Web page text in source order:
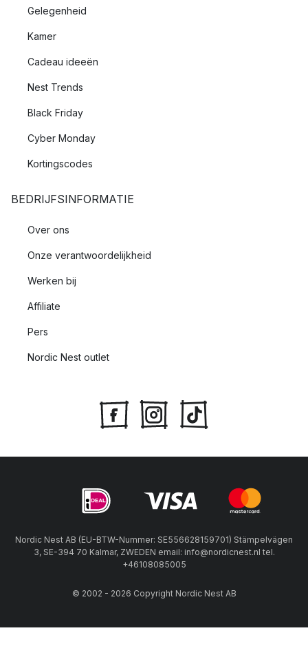
Gelegenheid
Kamer
Cadeau ideeën
Nest Trends
Black Friday
Cyber Monday
Kortingscodes
BEDRIJFSINFORMATIE
Over ons
Onze verantwoordelijkheid
Werken bij
Affiliate
Pers
Nordic Nest outlet
Nordic Nest AB (EU-BTW-Nummer: SE556628159701) Stämpelvägen
3, SE-394 70 Kalmar, ZWEDEN email: info@nordicnest.nl tel.
+46108085005
© 2002 - 2026 Copyright Nordic Nest AB